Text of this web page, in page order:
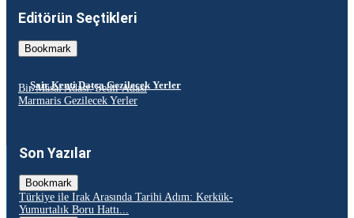
Editörün Seçtikleri
Bookmark
Şair Kenti Datça Gezilecek Yerler
Bir Masal Adası: Sedir Adası
Marmaris Gezilecek Yerler
Son Yazılar
Bookmark
Türkiye ile Irak Arasında Tarihi Adım: Kerkük-
Yumurtalık Boru Hattı...